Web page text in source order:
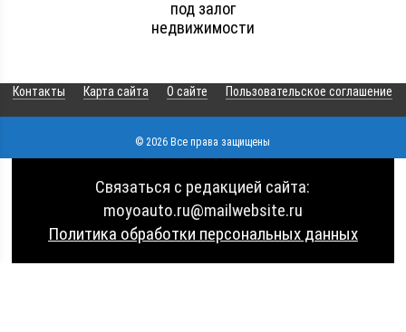
под залог
недвижимости
Контакты Карта сайта О сайте Пользовательское соглашение
© 2026 Все права защищены
Связаться с редакцией сайта:
moyoauto.ru@mailwebsite.ru
Политика обработки персональных данных